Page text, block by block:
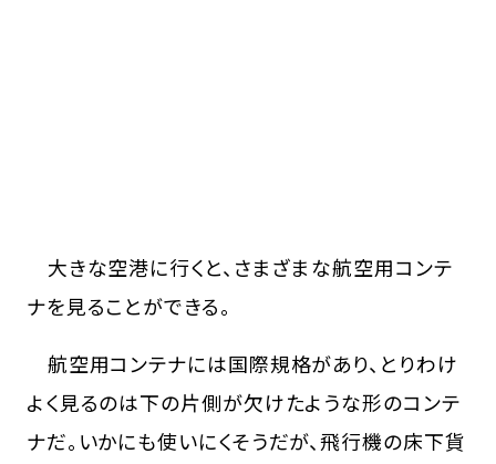
大きな空港に行くと、さまざまな航空用コンテ
ナを見ることができる。
航空用コンテナには国際規格があり、とりわけ
よく見るのは下の片側が欠けたような形のコンテ
ナだ。いかにも使いにくそうだが、飛行機の床下貨